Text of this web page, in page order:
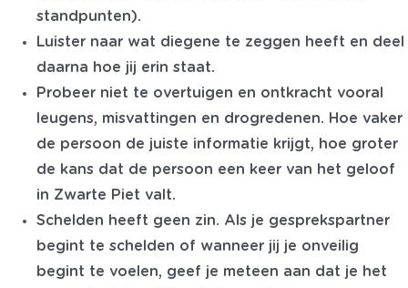
standpunten).
Luister naar wat diegene te zeggen heeft en deel
daarna hoe jij erin staat.
Probeer niet te overtuigen en ontkracht vooral
leugens, misvattingen en drogredenen. Hoe vaker
de persoon de juiste informatie krijgt, hoe groter
de kans dat de persoon een keer van het geloof
in Zwarte Piet valt.
Schelden heeft geen zin. Als je gesprekspartner
begint te schelden of wanneer jij je onveilig
begint te voelen, geef je meteen aan dat je het